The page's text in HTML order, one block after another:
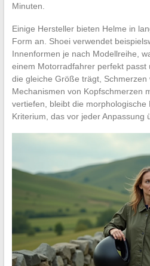
Minuten.
Einige Hersteller bieten Helme in
Form an. Shoei verwendet
Innenformen je nach Modellreihe,
einem Motorradfahrer perfekt
die gleiche Größe trägt, Schmerzen
Mechanismen von Kopfschmerzen
vertiefen, bleibt die morphologische
Kriterium, das vor jeder Anpassung